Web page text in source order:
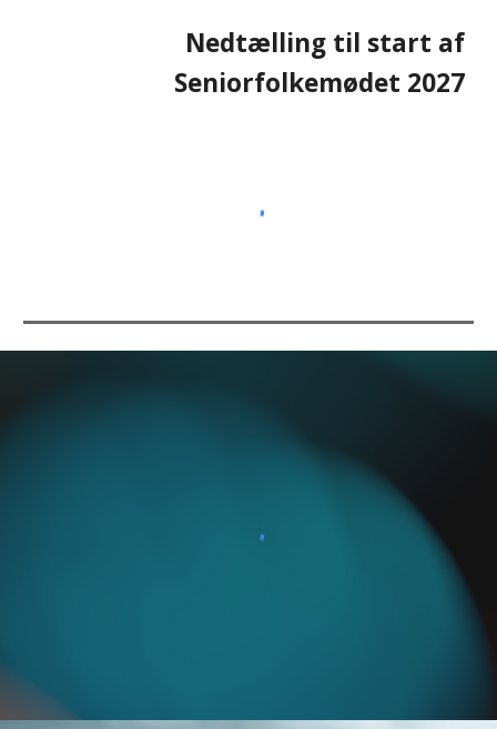
Nedtælling til start af
Seniorfolkemødet 2027